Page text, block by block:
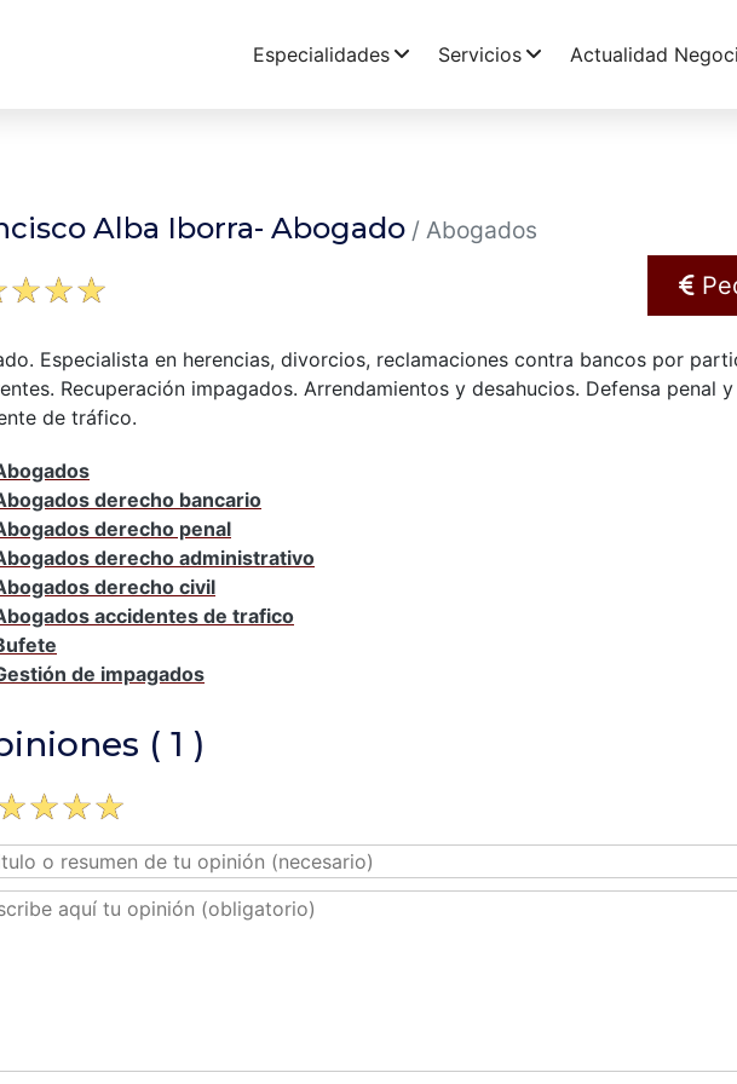
Especialidades Servicios Actualidad
Alba Iborra- Abogado / Abogados
☆☆☆
Especialista en herencias, divorcios, reclamaciones contra bancos por
Recuperación impagados. Arrendamientos y desahucios. Defensa penal
de tráfico.
derecho bancario
derecho penal
derecho administrativo
derecho civil
accidentes de trafico
de impagados
( 1 )
☆☆☆